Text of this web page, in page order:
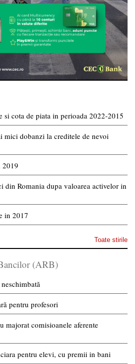
si cota de piata in perioada 2022-2015
mici dobanzi la creditele de nevoi
2019
din Romania dupa valoarea activelor in
in 2017
Toate stirile
(ARB)
pentru profesori
majorat comisioanele aferente
pentru elevi, cu premii in bani